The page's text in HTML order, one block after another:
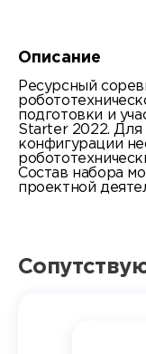
Описание
Ресурсный
подготовки и
Starter 2022. Для
конфигурации
Состав набора
проектной